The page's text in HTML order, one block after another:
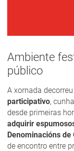
Ambiente
público
A xornada
participativo,
desde primeiras
adquirir
Denominacións de
de encontro entre